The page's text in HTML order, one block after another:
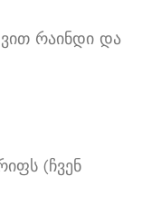
რაინდი და
(ჩვენ